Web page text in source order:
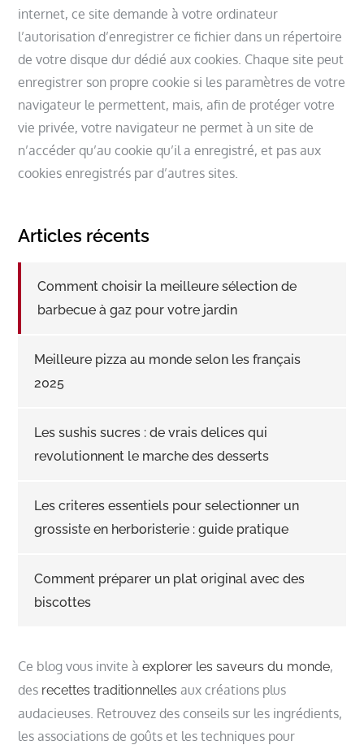
internet, ce site demande à votre ordinateur
l’autorisation d’enregistrer ce fichier dans un répertoire
de votre disque dur dédié aux cookies. Chaque site peut
enregistrer son propre cookie si les paramètres de votre
navigateur le permettent, mais, afin de protéger votre
vie privée, votre navigateur ne permet à un site de
n’accéder qu’au cookie qu’il a enregistré, et pas aux
cookies enregistrés par d’autres sites.
Articles récents
Comment choisir la meilleure sélection de
barbecue à gaz pour votre jardin
Meilleure pizza au monde selon les français
2025
Les sushis sucres : de vrais delices qui
revolutionnent le marche des desserts
Les criteres essentiels pour selectionner un
grossiste en herboristerie : guide pratique
Comment préparer un plat original avec des
biscottes
Ce blog vous invite àexplorer les saveurs du monde,
des recettes traditionnelles aux créations plus
audacieuses. Retrouvez des conseils sur les ingrédients,
les associations de goûts et les techniques pour